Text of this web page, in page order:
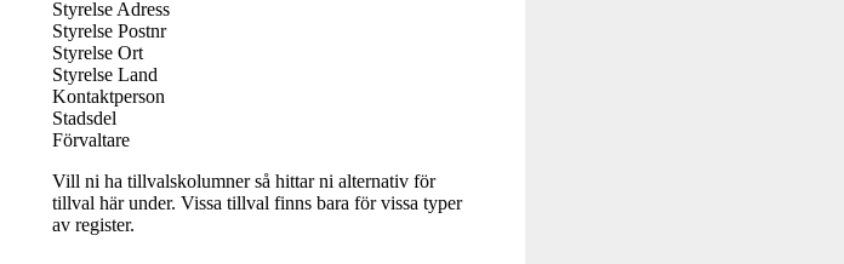
Styrelse Adress
Styrelse Postnr
Styrelse Ort
Styrelse Land
Kontaktperson
Stadsdel
Förvaltare
Vill ni ha tillvalskolumner så hittar ni alternativ för
tillval här under. Vissa tillval finns bara för vissa typer
av register.